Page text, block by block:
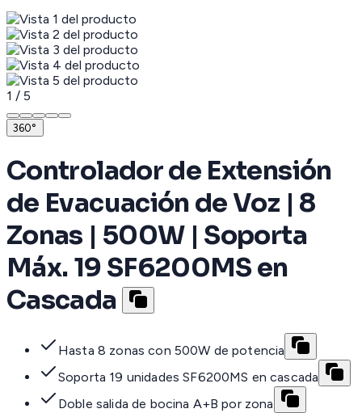
1 / 5
360°
Controlador de Extensión
de Evacuación de Voz | 8
Zonas | 500W | Soporta
Máx. 19 SF6200MS en
Cascada
Hasta 8 zonas con 500W de potencia
Soporta 19 unidades SF6200MS en cascada
Doble salida de bocina A+B por zona